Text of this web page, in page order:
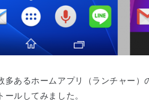
多あるホームアプリ（ランチャー
ールしてみました。